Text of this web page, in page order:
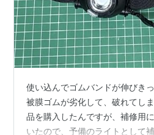
使い込んでゴムバンドが伸びき
被膜ゴムが劣化して、破れてし
品を購入したんですが、補修用
いたので、予備のライトとして補